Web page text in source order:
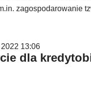
zagospodarowanie
13:06
dla